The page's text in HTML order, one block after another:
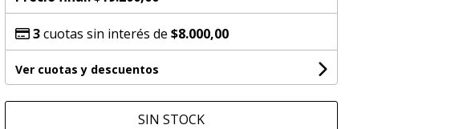
3cuotas sin interés de $8.000,00
Ver cuotas y descuentos
SIN STOCK